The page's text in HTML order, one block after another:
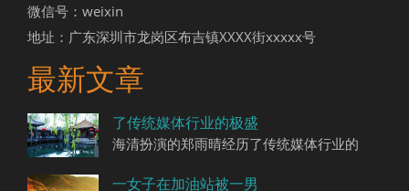
微信号：weixin
地址：广东深圳市龙岗区布吉镇XXXX街xxxxx号
最新文章
了传统媒体行业的极盛
海清扮演的郑雨晴经历了传统媒体行业的
一女子在加油站被一男